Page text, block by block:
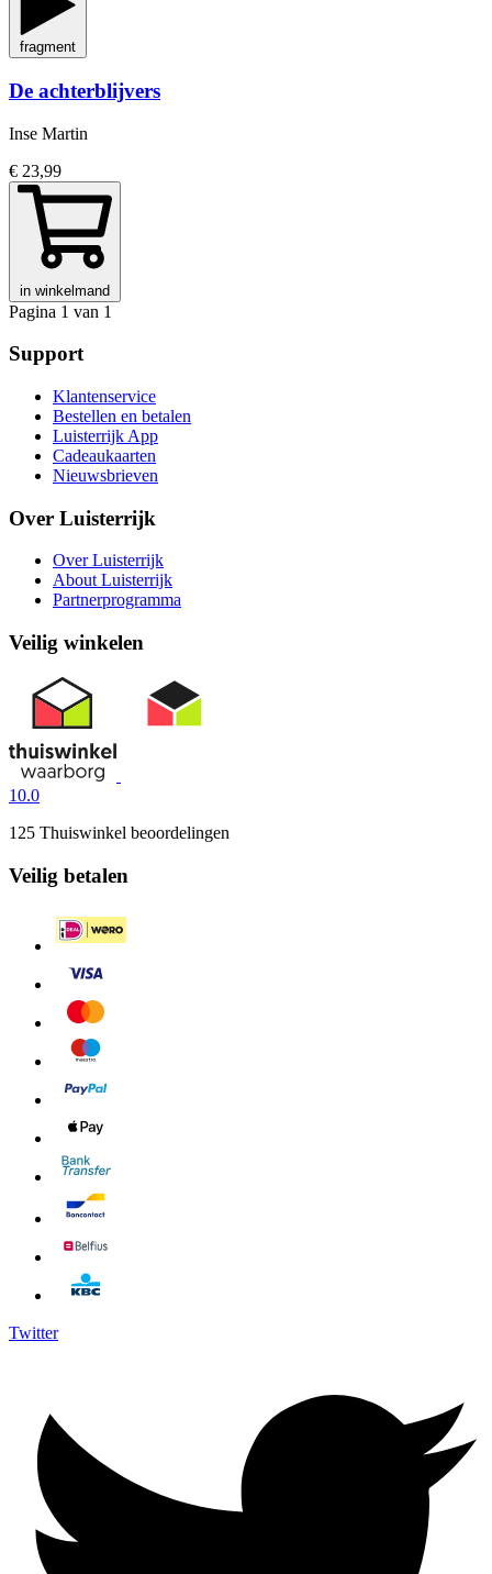
fragment
De achterblijvers
Inse Martin
€ 23,99
in winkelmand
Pagina 1 van 1
Support
Klantenservice
Bestellen en betalen
Luisterrijk App
Cadeaukaarten
Nieuwsbrieven
Over Luisterrijk
Over Luisterrijk
About Luisterrijk
Partnerprogramma
Veilig winkelen
10.0
125 Thuiswinkel beoordelingen
Veilig betalen
Twitter